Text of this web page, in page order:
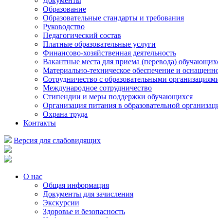
Образование
Образовательные стандарты и требования
Руководство
Педагогический состав
Платные образовательные услуги
Финансово-хозяйственная деятельность
Вакантные места для приема (перевода)
Материально-техническое обеспечение и
Сотрудничество с образовательными
Международное сотрудничество
Стипендии и меры поддержки обучающихся
Организация питания в образовательной
Охрана труда
Контакты
Версия для слабовидящих
О нас
Общая информация
Документы для зачисления
Экскурсии
Здоровье и безопасность